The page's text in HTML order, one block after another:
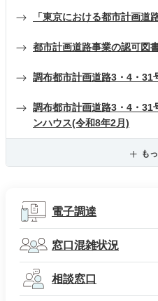
「東京における都市計画道
都市計画道路事業の認可図
調布都市計画道路3・4・31
調布都市計画道路3・4・31
ンハウス(令和8年2月)
も
電子調達
窓口混雑状況
相談窓口